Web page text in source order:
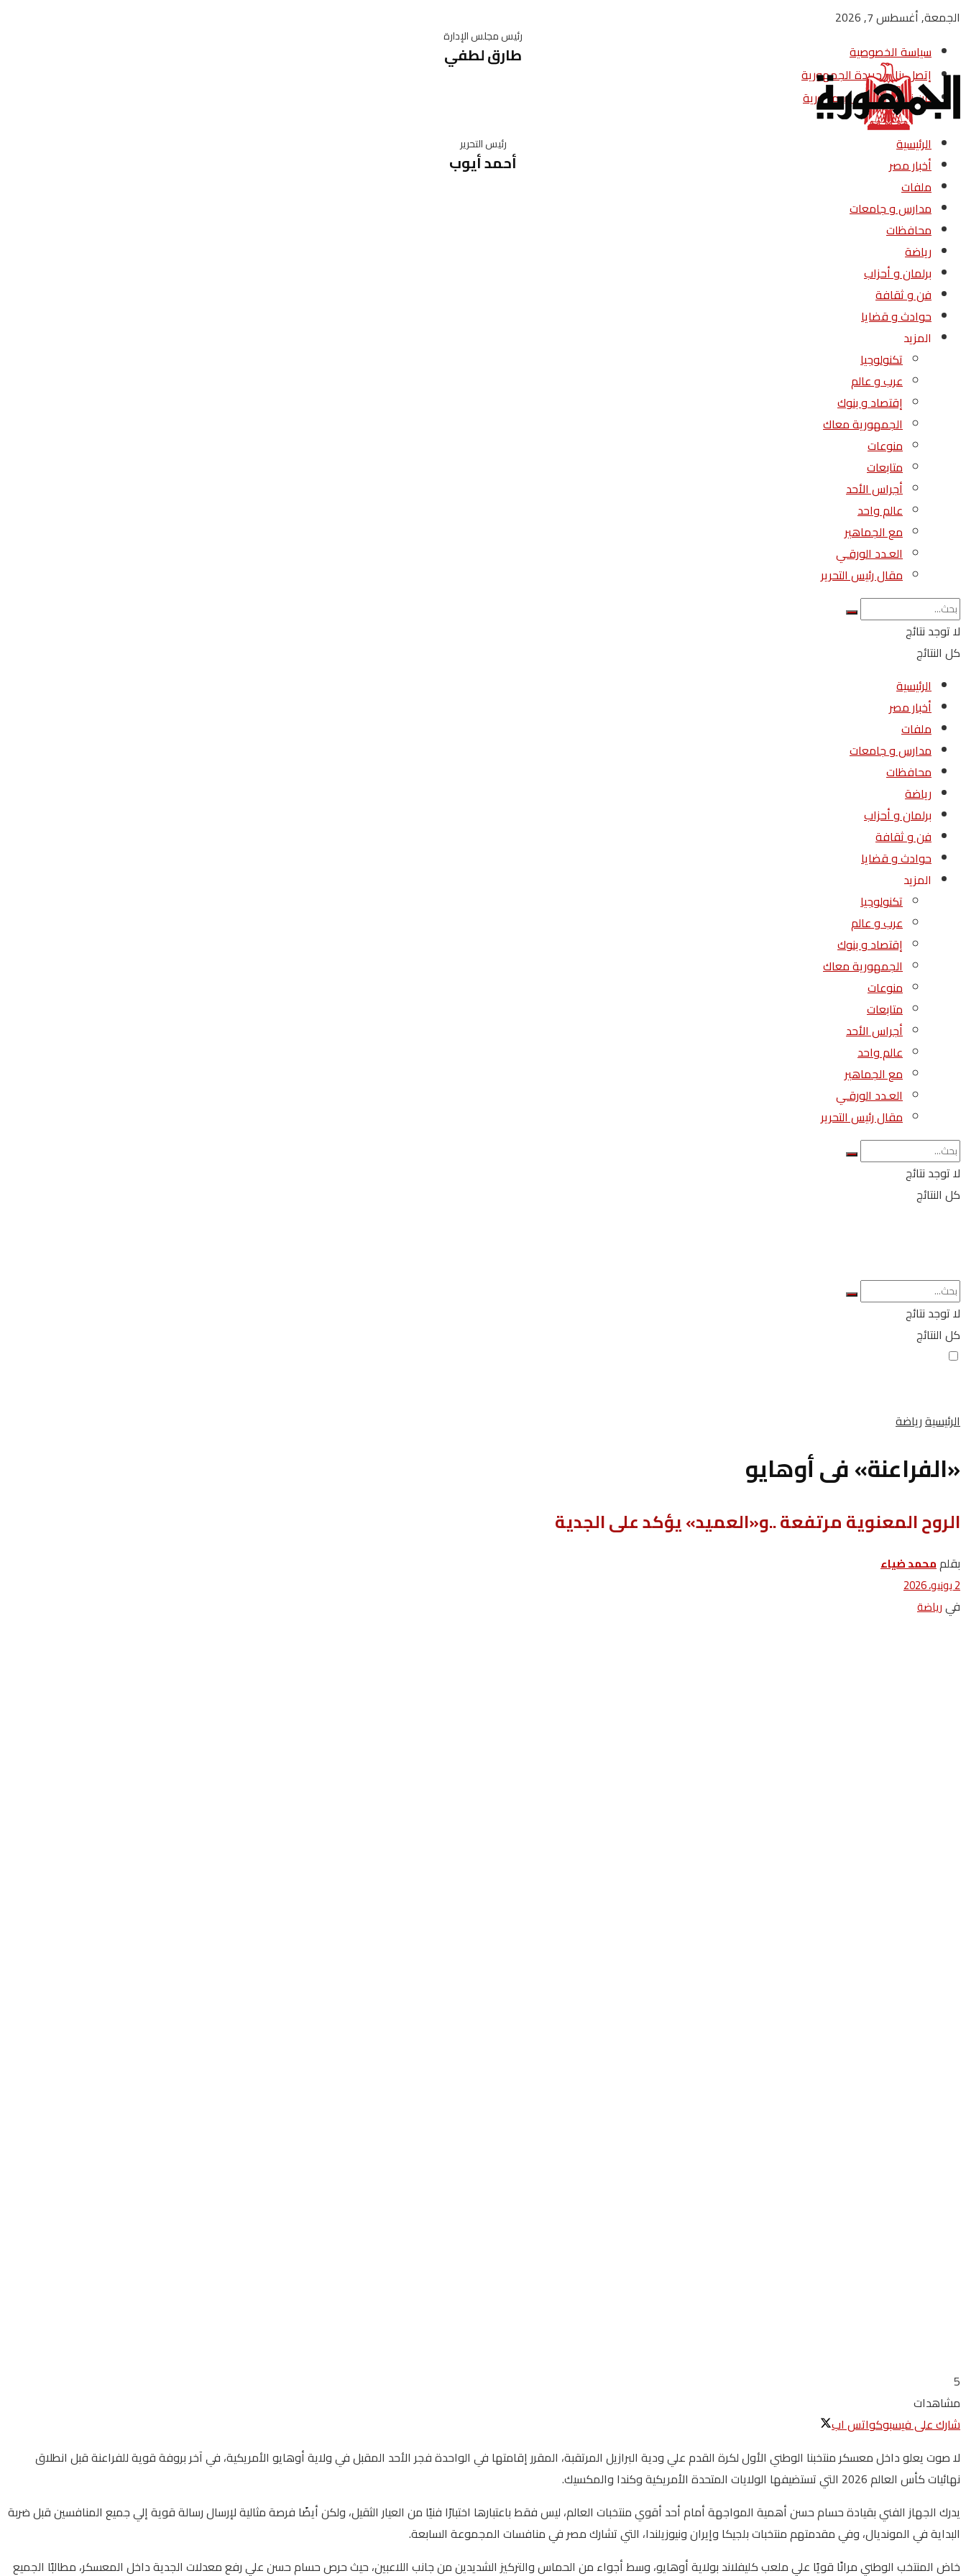
الجمعة, أغسطس 7, 2026
سياسة الخصوصية
إتصل بنا – جريدة الجمهورية
من نحن – جريدة الجمهورية
رئيس مجلس الإدارة
طارق لطفي
رئيس التحرير
أحمد أيوب
الرئيسية
أخبار مصر
ملفات
مدارس و جامعات
محافظات
رياضة
برلمان و أحزاب
فن و ثقافة
حوادث و قضايا
المزيد
تكنولوجيا
عرب و عالم
إقتصاد و بنوك
الجمهورية معاك
منوعات
متابعات
أجراس الأحد
عالم واحد
مع الجماهير
العـدد الورقـي
مقال رئيس التحرير
لا توجد نتائج
كل النتائج
الرئيسية
أخبار مصر
ملفات
مدارس و جامعات
محافظات
رياضة
برلمان و أحزاب
فن و ثقافة
حوادث و قضايا
المزيد
تكنولوجيا
عرب و عالم
إقتصاد و بنوك
الجمهورية معاك
منوعات
متابعات
أجراس الأحد
عالم واحد
مع الجماهير
العـدد الورقـي
مقال رئيس التحرير
لا توجد نتائج
كل النتائج
لا توجد نتائج
كل النتائج
الرئيسيةرياضة
«الفراعنة» فى أوهايو
الروح المعنوية مرتفعة ..و«العميد» يؤكد على الجدية
بقلممحمد ‬ضياء
2 يونيو، 2026
فيرياضة
5
مشاهدات
شارك على فيسبوكواتس اب
لا صوت يعلو داخل معسكر منتخبنا الوطني الأول لكرة القدم علي ودية البرازيل المرتقبة، المقرر إقامتها في الواحدة فجر الأحد المقبل في ولاية أوهايو الأمريكية، في آخر بروفة قوية للفراعنة قبل انطلاق
نهائيات كأس العالم 2026 التي تستضيفها الولايات المتحدة الأمريكية وكندا والمكسيك.
يدرك الجهاز الفني بقيادة حسام حسن أهمية المواجهة أمام أحد أقوي منتخبات العالم، ليس فقط باعتبارها اختبارًا فنيًا من العيار الثقيل، ولكن أيضًا فرصة مثالية لإرسال رسالة قوية إلي جميع المنافسين قبل ضربة
البداية في المونديال، وفي مقدمتهم منتخبات بلجيكا وإيران ونيوزيلندا، التي تشارك مصر في منافسات المجموعة السابعة.
خاض المنتخب الوطني مرانًا قويًا علي ملعب كليفلاند بولاية أوهايو، وسط أجواء من الحماس والتركيز الشديدين من جانب اللاعبين، حيث حرص حسام حسن علي رفع معدلات الجدية داخل المعسكر، مطالبًا الجميع